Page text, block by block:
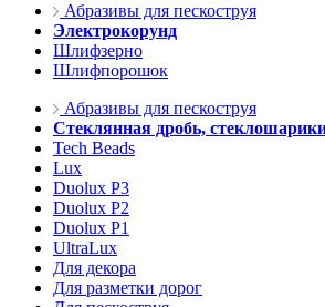
Абразивы для пескоструя
Электрокорунд
Шлифзерно
Шлифпорошок
Абразивы для пескоструя
Стеклянная дробь,
Tech Beads
Lux
Duolux P3
Duolux P2
Duolux P1
UltraLux
Для декора
Для разметки дорог